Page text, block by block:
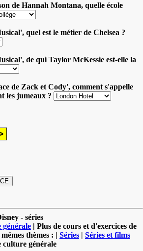
de Hannah Montana, quelle école
quel est le métier de Chelsea ?
de qui Taylor McKessie est-elle la
de Zack et Cody', comment s'appelle
les jumeaux ?
- séries
générale | Plus de cours et d'exercices de
thèmes : | Séries | Séries et films
générale